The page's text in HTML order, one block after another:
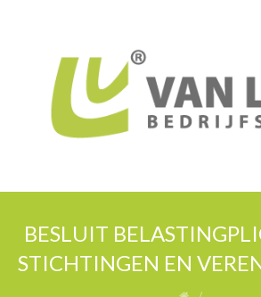
BESLUIT
STICHTINGEN EN